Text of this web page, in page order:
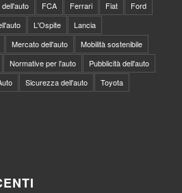
FCA Ferrari Fiat
Ford
L'Ospite
Lancia
Mercato dell'auto
Mobilità sostenibile
Normative per l'auto
Pubblicità dell'auto
Sicurezza dell'auto
Toyota